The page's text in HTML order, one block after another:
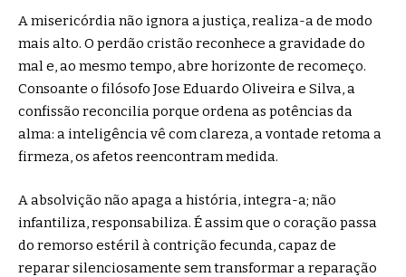
A misericórdia não ignora a justiça, realiza-a de modo
mais alto. O perdão cristão reconhece a gravidade do
mal e, ao mesmo tempo, abre horizonte de recomeço.
Consoante o filósofo Jose Eduardo Oliveira e Silva, a
confissão reconcilia porque ordena as potências da
alma: a inteligência vê com clareza, a vontade retoma a
firmeza, os afetos reencontram medida.
A absolvição não apaga a história, integra-a; não
infantiliza, responsabiliza. É assim que o coração passa
do remorso estéril à contrição fecunda, capaz de
reparar silenciosamente sem transformar a reparação